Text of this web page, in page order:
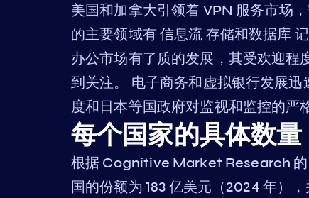
美国和加拿大引领着 VPN 服务市场
的主要领域有 信息流 存储和数据库
办公市场有了质的发展，其受欢迎程
到关注。 电子商务和虚拟银行发展
度和日本等国政府对监视和监控的严
每个国家的具体数
根据 Cognitive Market Research 的
国的份额为 183 亿美元（2024 年）